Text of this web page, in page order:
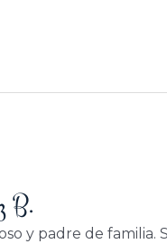
B.
y padre de familia.